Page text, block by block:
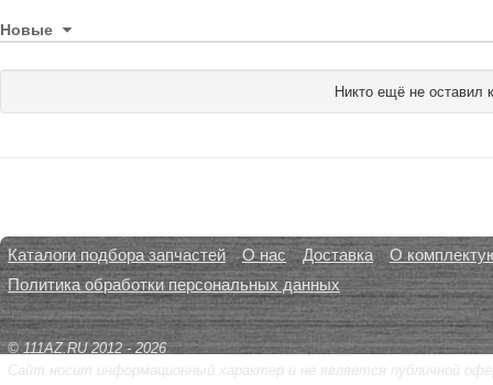
Новые
Никто ещё не оставил
Каталоги подбора запчастей О нас Доставка
О
Политика обработки персональных данных
© 111AZ.RU 2012 - 2026
Сайт носит информационный характер и не является публичной